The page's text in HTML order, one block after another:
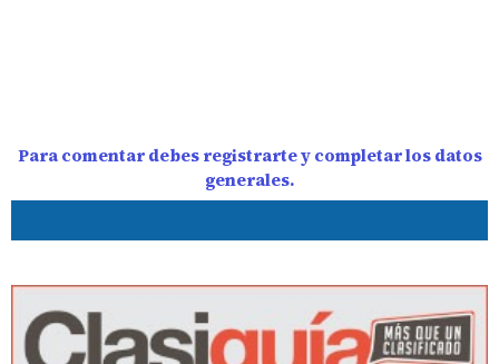
Para comentar debes registrarte y completar los datos
generales.